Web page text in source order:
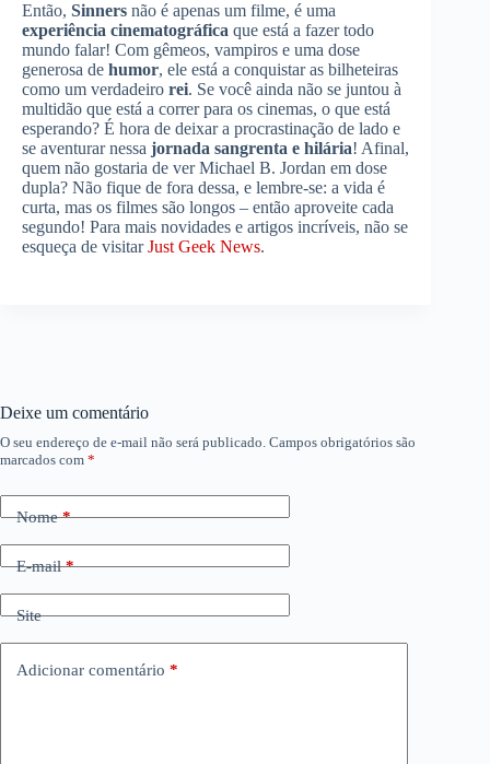
Então, Sinners não é apenas um filme, é uma
experiência cinematográfica que está a fazer todo
mundo falar! Com gêmeos, vampiros e uma dose
generosa de humor, ele está a conquistar as bilheteiras
como um verdadeiro rei. Se você ainda não se juntou à
multidão que está a correr para os cinemas, o que está
esperando? É hora de deixar a procrastinação de lado e
se aventurar nessa jornada sangrenta e hilária! Afinal,
quem não gostaria de ver Michael B. Jordan em dose
dupla? Não fique de fora dessa, e lembre-se: a vida é
curta, mas os filmes são longos – então aproveite cada
segundo! Para mais novidades e artigos incríveis, não se
esqueça de visitarJust Geek News.
Deixe um comentário
O seu endereço de e-mail não será publicado. Campos obrigatórios são
marcados com *
Nome*
E-mail*
Site
Adicionar comentário *